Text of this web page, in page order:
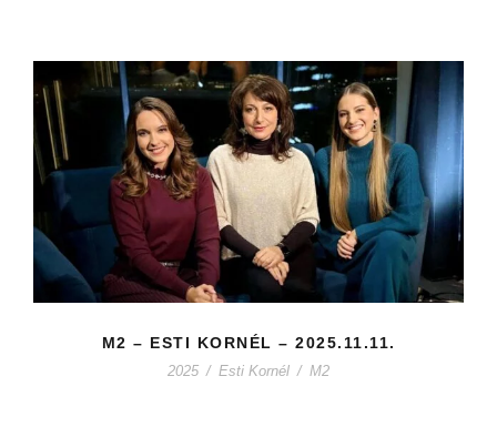
M2 – ESTI KORNÉL – 2025.11.11.
2025 / Esti Kornél / M2